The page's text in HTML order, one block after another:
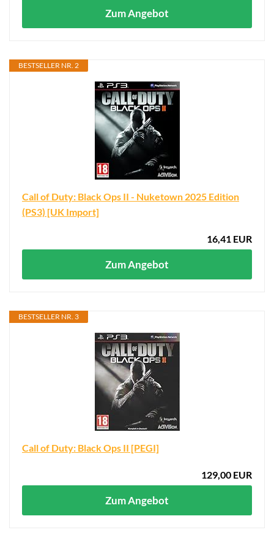
Zum Angebot
BESTSELLER NR. 2
Call of Duty: Black Ops II - Nuketown 2025 Edition
(PS3) [UK Import]
16,41 EUR
Zum Angebot
BESTSELLER NR. 3
Call of Duty: Black Ops II [PEGI]
129,00 EUR
Zum Angebot